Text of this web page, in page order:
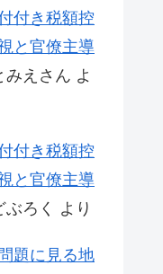
付き税額控
と官僚主導
みえさん よ
付き税額控
と官僚主導
ぶろく より
題に見る地